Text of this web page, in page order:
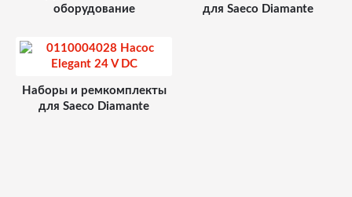
оборудование
для Saeco Diamante
Наборы и ремкомплекты
для Saeco Diamante